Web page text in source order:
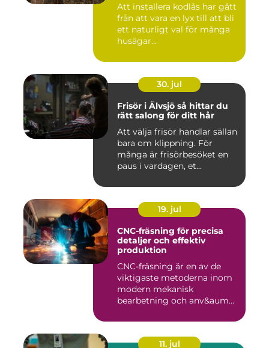
Att installera kodlås har gått
från att vara en lyx till att bli
ett naturligt val för många
husägar...
30. jul
Frisör i Älvsjö så hittar du
rätt salong för ditt hår
Att välja frisör handlar sällan
bara om klippning. För
många är frisörbesöket en
paus i vardagen, et...
19. jul
CNC-fräsning för precisa
detaljer och effektiv
produktion
CNC-fräsning är en av de
viktigaste metoderna inom
modern mekanisk
bearbetning och anv&aum...
11. jul